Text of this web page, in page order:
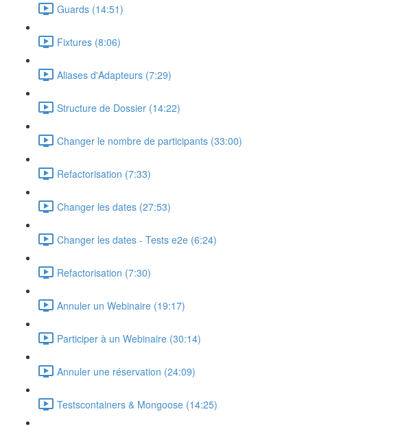
Guards (14:51)
Fixtures (8:06)
Aliases d'Adapteurs (7:29)
Structure de Dossier (14:22)
Changer le nombre de participants (33:00)
Refactorisation (7:33)
Changer les dates (27:53)
Changer les dates - Tests e2e (6:24)
Refactorisation (7:30)
Annuler un Webinaire (19:17)
Participer à un Webinaire (30:14)
Annuler une réservation (24:09)
Testscontainers & Mongoose (14:25)